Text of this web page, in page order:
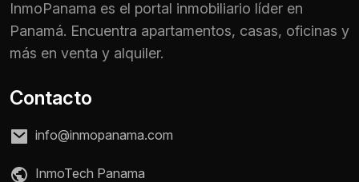
InmoPanama es el portal inmobiliario líder en
Panamá. Encuentra apartamentos, casas, oficinas y
más en venta y alquiler.
Contacto
info@inmopanama.com
InmoTech Panama